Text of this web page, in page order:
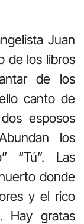
Juan
de los libros
de los
canto de
esposos
los
“Tú”. Las
donde
y el rico
Hay gratas